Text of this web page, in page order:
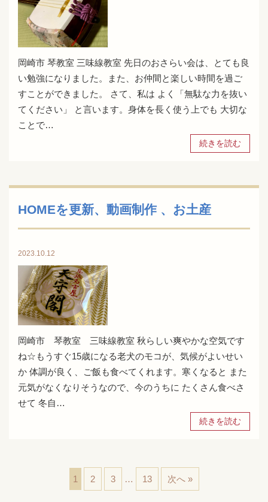
岡崎市 琴教室 三味線教室 先日のおさらい会は、とても良
い勉強になりました。また、お仲間と楽しい時間を過ご
すことができました。 さて、私は よく「無駄な力を抜い
てください」 と言います。身体を長く使う上でも 大切な
ことで…
続きを読む
HOMEを更新、動画制作 、お土産
2023.10.12
岡崎市 琴教室 三味線教室 秋らしい爽やかな空気です
ね☆もうすぐ15歳になる老犬のモコが、気候がよいせい
か 体調が良く、ご飯も食べてくれます。寒くなると また
元気がなくなりそうなので、今のうちに たくさん食べさ
せて 冬自…
続きを読む
1 2 3 … 13 次へ »